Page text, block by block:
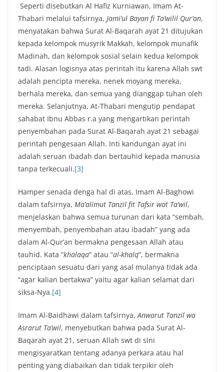
Seperti disebutkan Al Hafiz Kurniawan, Imam At-
Thabari melalui tafsirnya, Jami’ul Bayan fi Ta’wilil Qur’an,
menyatakan bahwa Surat Al-Baqarah ayat 21 ditujukan
kepada kelompok musyrik Makkah, kelompok munafik
Madinah, dan kelompok sosial selain kedua kelompok
tadi. Alasan logisnya atas perintah itu karena Allah swt
adalah pencipta mereka, nenek moyang mereka,
berhala mereka, dan semua yang dianggap tuhan oleh
mereka. Selanjutnya, At-Thabari mengutip pendapat
sahabat Ibnu Abbas r.a yang mengartikan perintah
penyembahan pada Surat Al-Baqarah ayat 21 sebagai
perintah pengesaan Allah. Inti kandungan ayat ini
adalah seruan ibadah dan bertauhid kepada manusia
tanpa terkecuali.[3]
Hamper senada denga hal di atas, Imam Al-Baghowi
dalam tafsirnya, Ma’alimut Tanzil fit Tafsir wat Ta’wil,
menjelaskan bahwa semua turunan dari kata “sembah,
menyembah, penyembahan atau ibadah” yang ada
dalam Al-Qur’an bermakna pengesaan Allah atau
tauhid. Kata “khalaqa” atau “al-khalq”, bermakna
penciptaan sesuatu dari yang asal mulanya tidak ada
“agar kalian bertakwa” yaitu agar kalian selamat dari
siksa-Nya.[4]
Imam Al-Baidhawi dalam tafsirnya, Anwarut Tanzil wa
Asrarut Ta’wil, menyebutkan bahwa pada Surat Al-
Baqarah ayat 21, seruan Allah swt di sini
mengisyaratkan tentang adanya perkara atau hal
penting yang diabaikan dan tidak terpikir oleh